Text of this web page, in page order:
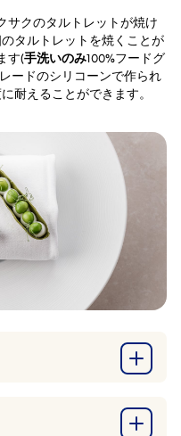
サクのタルトレットが焼け
タルトレットを焼くことが
す(手洗いのみ100%フードグ
ードのシリコーンで作られ
耐えることができます。